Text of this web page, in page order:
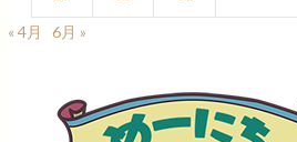
« 4月
6月 »